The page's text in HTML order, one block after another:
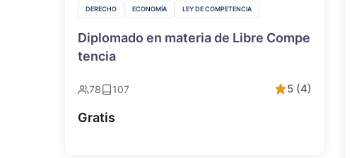
DERECHO ECONOMÍA LEY DE COMPETENCIA
Diplomado en materia de Libre Compe
tencia
5 (4)
78 107
Gratis